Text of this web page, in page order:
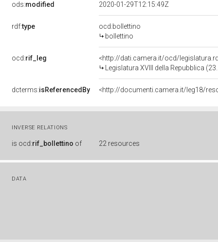
ods:modified 2020-01-29T12:15:49Z
rdf:type
ocd:bollettino
bollettino
ocd:rif_leg
<http://dati.camera.it/ocd/
Legislatura XVIII della Repubblica
dcterms:isReferencedBy
INVERSE RELATIONS
is ocd:rif_bollettino of 22 resources
DATA